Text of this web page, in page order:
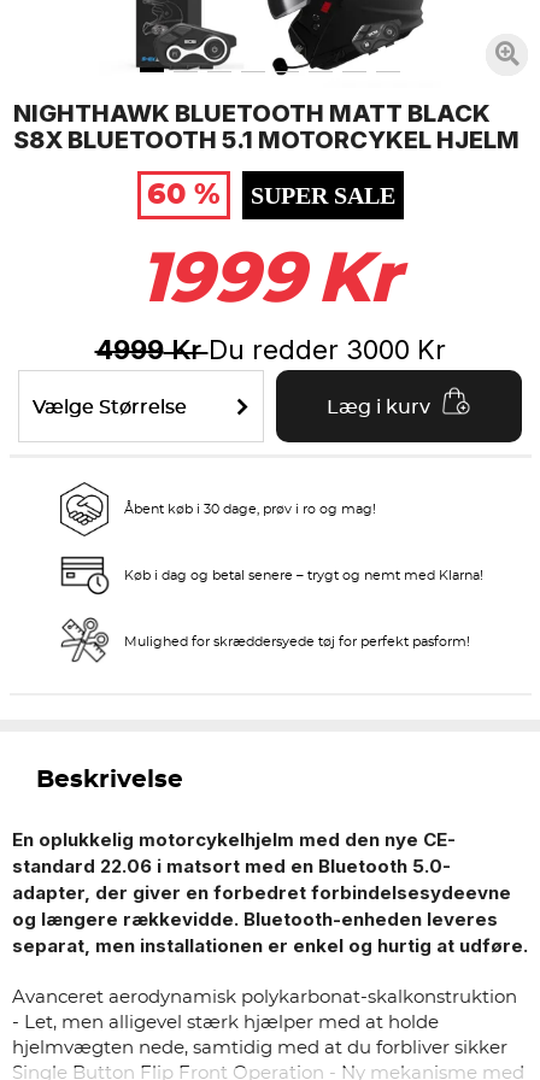
NIGHTHAWK BLUETOOTH MATT BLACK
S8X BLUETOOTH 5.1 MOTORCYKEL HJELM
60 %
SUPER SALE
1999 Kr
4999KrDu redder 3000 Kr
Vælge Størrelse Læg i kurv
Åbent køb i 30 dage, prøv i ro og mag!
Køb i dag og betal senere – trygt og nemt med Klarna!
Mulighed for skræddersyede tøj for perfekt pasform!
Beskrivelse
En oplukkelig motorcykelhjelm med den nye CE-
standard 22.06 i matsort med en Bluetooth 5.0-
adapter, der giver en forbedret forbindelsesydeevne
og længere rækkevidde. Bluetooth-enheden leveres
separat, men installationen er enkel og hurtig at udføre.​
Avanceret aerodynamisk polykarbonat-skalkonstruktion
- Let, men alligevel stærk hjælper med at holde
hjelmvægten nede, samtidig med at du forbliver sikker
Single Button Flip Front Operation - Ny mekanisme med